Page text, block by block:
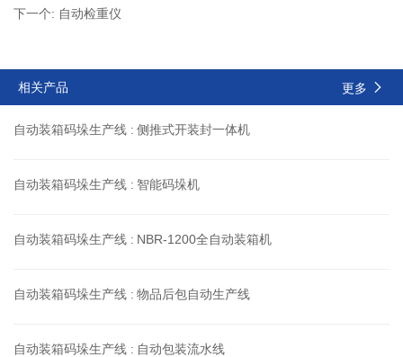
下一个: 自动检重仪
相关产品 更多
自动装箱码垛生产线 : 侧推式开装封一体机
自动装箱码垛生产线 : 智能码垛机
自动装箱码垛生产线 : NBR-1200全自动装箱机
自动装箱码垛生产线 : 物品后包自动生产线
自动装箱码垛生产线 : 自动包装流水线